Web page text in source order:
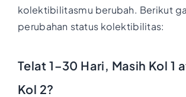
kolektibilitasmu berubah. Berikut
perubahan status kolektibilitas:
Telat 1–30 Hari, Masih Kol 1
Kol 2?